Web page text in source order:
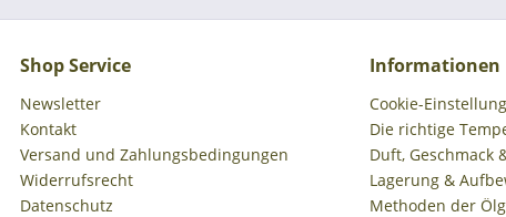
Shop Service
Newsletter
Kontakt
Versand und Zahlungsbedingungen
Widerrufsrecht
Datenschutz
Informationen
Cookie-
Die richtige
Duft, Geschmack
Lagerung &
Methoden der